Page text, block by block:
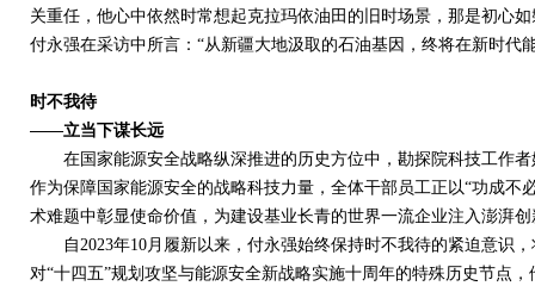
关重任，他心中依然时常想起克拉玛依油田的旧时场景，那是初心
付永强在采访中所言：“从新疆大地汲取的石油基因，终将在新时代
时不我待
——立当下谋长远
在国家能源安全战略纵深推进的历史方位中，勘探院科技工作者
作为保障国家能源安全的战略科技力量，全体干部员工正以“功成不
术难题中彰显使命价值，为建设基业长青的世界一流企业注入澎湃
自2023年10月履新以来，付永强始终保持时不我待的紧迫意识
对“十四五”规划攻坚与能源安全新战略实施十周年的特殊历史节点